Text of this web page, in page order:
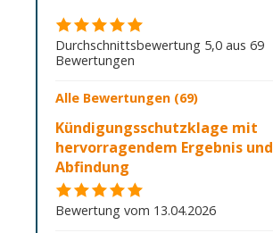
Durchschnittsbewertung 5,0 aus 69
Bewertungen
Alle Bewertungen (69)
Kündigungsschutzklage mit
hervorragendem Ergebnis und
Abfindung
Bewertung vom 13.04.2026